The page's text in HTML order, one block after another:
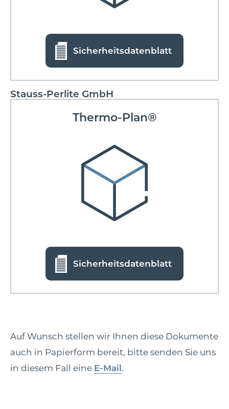
Sicherheitsdatenblatt
Stauss-Perlite GmbH
Thermo-Plan®
Sicherheitsdatenblatt
Auf Wunsch stellen wir Ihnen diese Dokumente
auch in Papierform bereit, bitte senden Sie uns
in diesem Fall eine E-Mail .